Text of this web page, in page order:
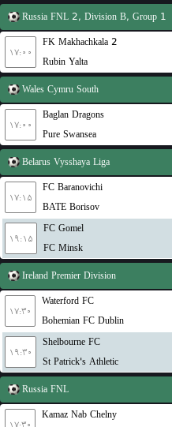
Russia FNL 2, Division B, Group 1
۱۷:۰۰
FK Makhachkala 2
Rubin Yalta
Wales Cymru South
۱۷:۰۰
Baglan Dragons
Pure Swansea
Belarus Vysshaya Liga
۱۷:۱۵
FC Baranovichi
BATE Borisov
۱۹:۱۵
FC Gomel
FC Minsk
Ireland Premier Division
۱۷:۳۰
Waterford FC
Bohemian FC Dublin
۱۹:۳۰
Shelbourne FC
St Patrick's Athletic
Russia FNL
۱۷:۳۰
Kamaz Nab Chelny